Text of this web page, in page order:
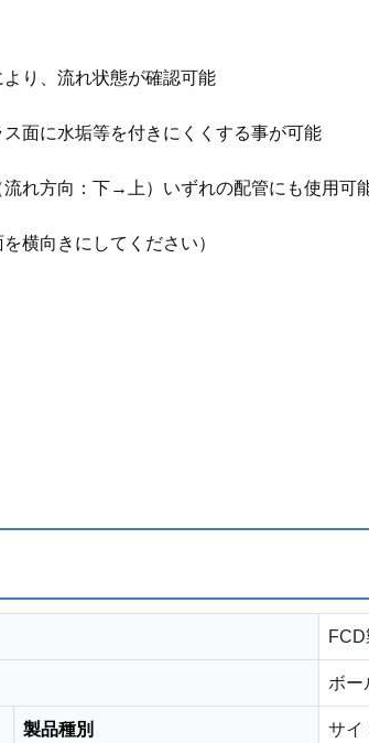
より、流れ状態が確認可能
ス面に水垢等を付きにくくする事が可能
流れ方向：下→上）いずれの配管にも使用可
横向きにしてください）
ボー
製品種別 サイ